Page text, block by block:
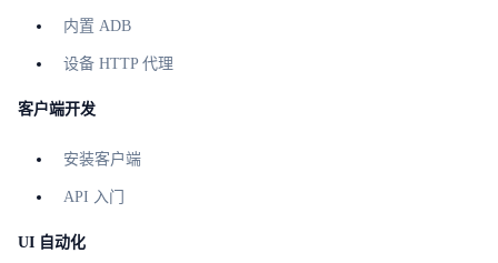
内置 ADB
设备 HTTP 代理
客户端开发
安装客户端
API 入门
UI 自动化